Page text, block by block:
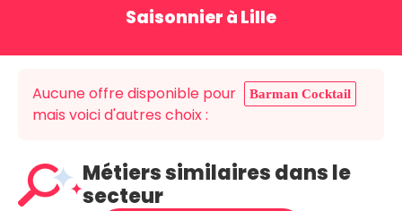
Saisonnier à Lille
Aucune offre disponible pour Barman Cocktail
mais voici d'autres choix :
Métiers similaires dans le
secteur